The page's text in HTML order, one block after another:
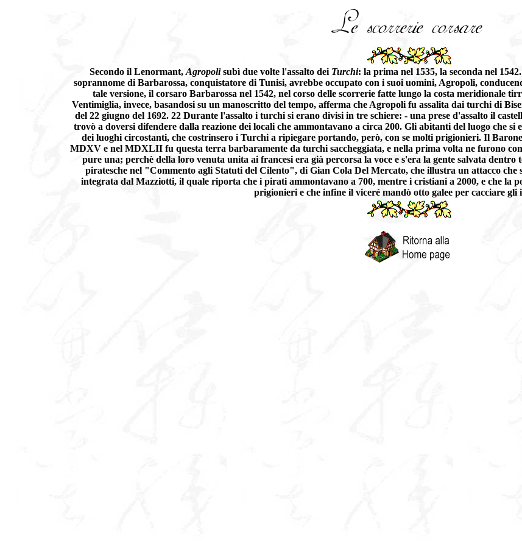
Secondo il Lenormant, Agropolisubì due volte l'assalto dei Turchi: la prima nel 1535, la seconda nel
soprannome di Barbarossa, conquistatore di Tunisi, avrebbe occupato con i suoi uomini, Agropoli,
tale versione, il corsaro Barbarossa nel 1542, nel corso delle scorrerie fatte lungo la costa meridionale
Ventimiglia, invece, basandosi su un manoscritto del tempo, afferma che Agropoli fu assalita dai turchi di
del 22 giugno del 1692. 22 Durante l'assalto i turchi si erano divisi in tre schiere: - una prese d'assalto il
trovò a doversi difendere dalla reazione dei locali che ammontavano a circa 200. Gli abitanti del luogo che
dei luoghi circostanti, che costrinsero i Turchi a ripiegare portando, però, con se molti prigionieri. Il
MDXV e nel MDXLII fu questa terra barbaramente da turchi saccheggiata, e nella prima volta ne furono
pure una; perchè della loro venuta unita ai francesi era già percorsa la voce e s'era la gente salvata
piratesche nel "Commento agli Statuti del Cilento", di Gian Cola Del Mercato, che illustra un attacco che
integrata dal Mazziotti, il quale riporta che i pirati ammontavano a 700, mentre i cristiani a 2000, e che la
prigionieri e che infine il viceré mandò otto galee per cacciare gli